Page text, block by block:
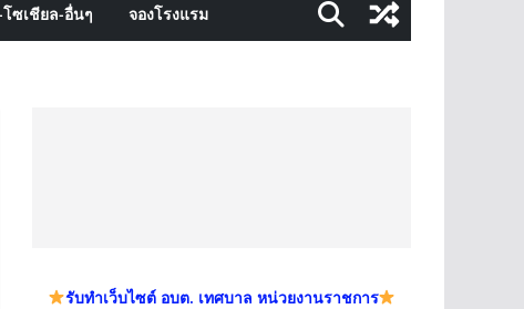
ซเชียล-อื่นๆ จองโรงแรม
รับทำเว็บไซต์ อบต. เทศบาล หน่วยงานราชการ